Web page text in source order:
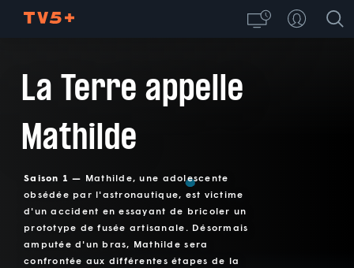
La Terre appelle
Mathilde
Saison 1 — Mathilde, une adolescente
obsédée par l'astronautique, est victime
d'un accident en essayant de bricoler un
prototype de fusée artisanale. Désormais
amputée d'un bras, Mathilde sera
confrontée aux différentes étapes de la